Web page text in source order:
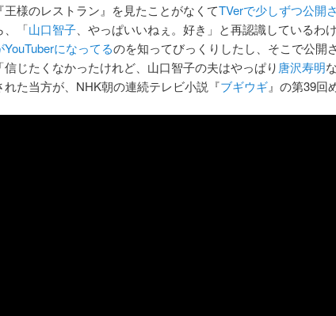
王様のレストラン』を見たことがなくてTVerで少しずつ公開
、「山口智子、やっぱいいねぇ。好き」と再認識しているわけ
YouTuberになってるのを知ってびっくりしたし、そこで公開
信じたくなかったけれど、山口智子の夫はやっぱり 唐沢寿明
れた当方が、NHK朝の連続テレビ小説『ブギウギ』の第39回